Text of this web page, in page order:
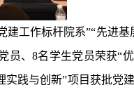
建工作标杆院系”“先进基
员、8名 学生党员荣获“
实践与创新”项目获批党